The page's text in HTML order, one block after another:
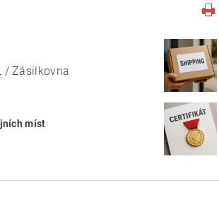
/ Zásilkovna
míst